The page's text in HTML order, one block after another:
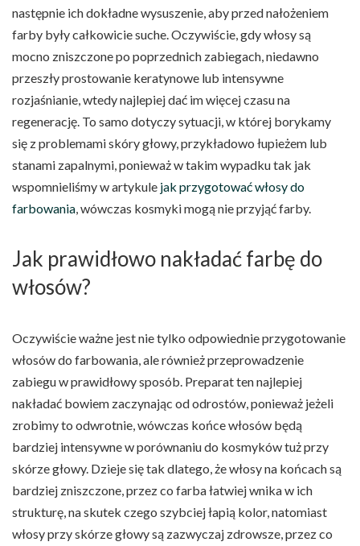
następnie ich dokładne wysuszenie, aby przed nałożeniem
farby były całkowicie suche. Oczywiście, gdy włosy są
mocno zniszczone po poprzednich zabiegach, niedawno
przeszły prostowanie keratynowe lub intensywne
rozjaśnianie, wtedy najlepiej dać im więcej czasu na
regenerację. To samo dotyczy sytuacji, w której borykamy
się z problemami skóry głowy, przykładowo łupieżem lub
stanami zapalnymi, ponieważ w takim wypadku tak jak
wspomnieliśmy w artykule jak przygotować włosy do
farbowania, wówczas kosmyki mogą nie przyjąć farby.
Jak prawidłowo nakładać farbę do
włosów?
Oczywiście ważne jest nie tylko odpowiednie przygotowanie
włosów do farbowania, ale również przeprowadzenie
zabiegu w prawidłowy sposób. Preparat ten najlepiej
nakładać bowiem zaczynając od odrostów, ponieważ jeżeli
zrobimy to odwrotnie, wówczas końce włosów będą
bardziej intensywne w porównaniu do kosmyków tuż przy
skórze głowy. Dzieje się tak dlatego, że włosy na końcach są
bardziej zniszczone, przez co farba łatwiej wnika w ich
strukturę, na skutek czego szybciej łapią kolor, natomiast
włosy przy skórze głowy są zazwyczaj zdrowsze, przez co